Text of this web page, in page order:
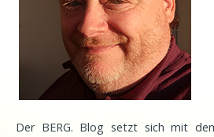
Der BERG. Blog setzt sich mit